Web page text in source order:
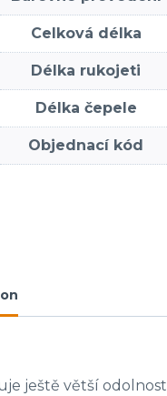
Celková délka
Délka rukojeti
Délka čepele
Objednací kód
ještě větší